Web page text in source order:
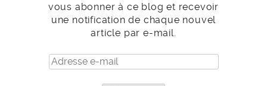
vous abonner à ce blog et recevoir
une notification de chaque nouvel
article par e-mail.
Adresse
e-